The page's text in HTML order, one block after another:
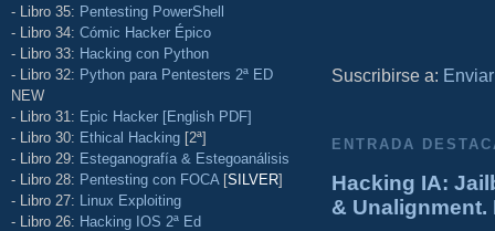
- Libro 35: Pentesting PowerShell
- Libro 34: Cómic Hacker Épico
- Libro 33: Hacking con Python
- Libro 32: Python para Pentesters 2ª ED
NEW
- Libro 31: Epic Hacker [English PDF]
- Libro 30: Ethical Hacking [2ª]
- Libro 29: Esteganografía & Estegoanálisis
- Libro 28: Pentesting con FOCA [SILVER]
- Libro 27: Linux Exploiting
- Libro 26: Hacking IOS 2ª Ed
Suscribirse a:
ENTRADA
Hacking IA:
&